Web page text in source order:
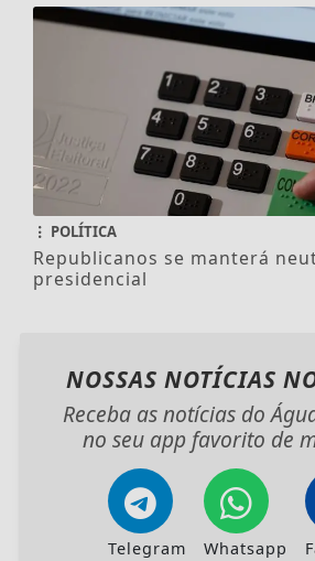
POLÍTICA
Republicanos se manterá
presidencial
NOSSAS NOTÍCIAS
Receba as notícias do
no seu app favorito de
Telegram Whatsapp